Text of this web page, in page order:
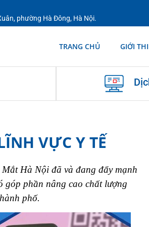
phường Hà Đông, Hà Nội.
TRANG CHỦ GIỚI
VỰC Y TẾ
Hà Nội đã và đang đẩy mạnh
góp phần nâng cao chất lượng
phố.